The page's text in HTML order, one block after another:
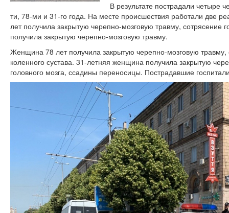
В результате пострадали четыре
ти, 78-ми и 31-го года. На месте происшествия работали две
лет получила закрытую черепно-мозговую травму, сотрясение
получила закрытую черепно-мозговую травму.
Женщина 78 лет получила закрытую черепно-мозговую травму,
коленного сустава. 31-летняя женщина получила закрытую
головного мозга, ссадины переносицы. Пострадавшие